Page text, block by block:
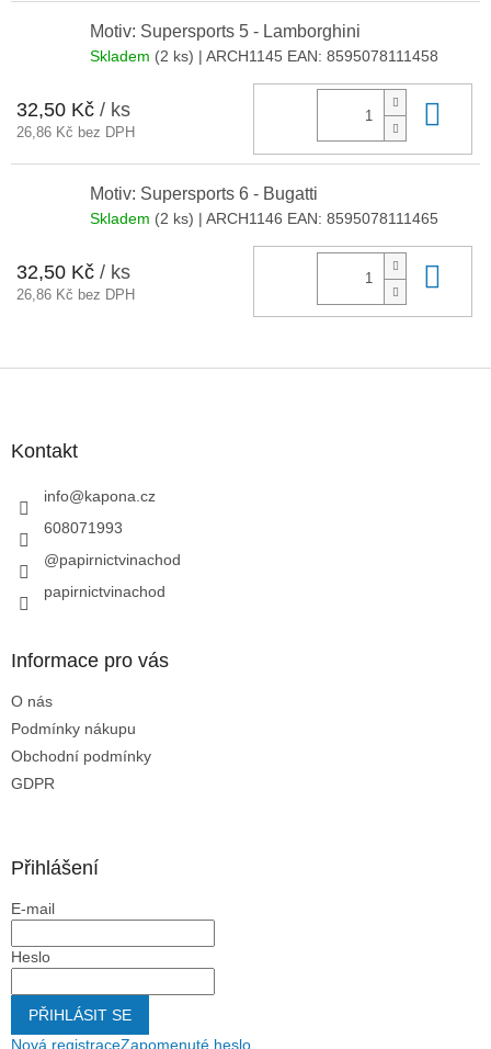
Motiv: Supersports 5 - Lamborghini
Skladem (2 ks) | ARCH1145 EAN: 8595078111458
32,50 Kč / ks
26,86 Kč bez DPH
Motiv: Supersports 6 - Bugatti
Skladem (2 ks) | ARCH1146 EAN: 8595078111465
32,50 Kč / ks
26,86 Kč bez DPH
Kontakt
info@kapona.cz
608071993
@papirnictvinachod
papirnictvinachod
Informace pro vás
O nás
Podmínky nákupu
Obchodní podmínky
GDPR
Přihlášení
E-mail
Heslo
PŘIHLÁSIT SE
Nová registraceZapomenuté heslo